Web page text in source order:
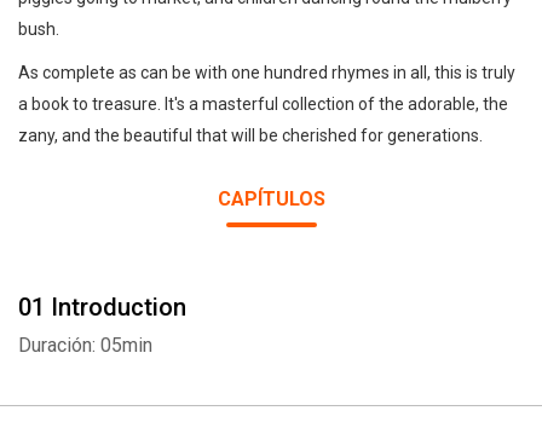
bush.
As complete as can be with one hundred rhymes in all, this is truly
a book to treasure. It's a masterful collection of the adorable, the
zany, and the beautiful that will be cherished for generations.
CAPÍTULOS
01 Introduction
Duración: 05min